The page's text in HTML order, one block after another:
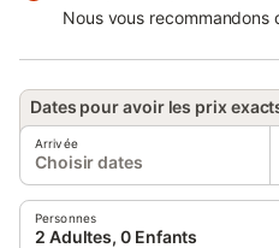
Nous vous recommandons
Dates pour avoir les prix
Arrivée
Choisir dates
Personnes
2 Adultes, 0 Enfants